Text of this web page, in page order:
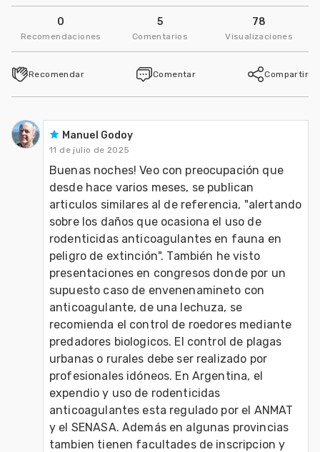
0
Recomendaciones
5
Comentarios
78
Visualizaciones
Recomendar Comentar Compartir
Manuel Godoy
11 de julio de 2025
Buenas noches! Veo con preocupación que
desde hace varios meses, se publican
articulos similares al de referencia, "alertando
sobre los daños que ocasiona el uso de
rodenticidas anticoagulantes en fauna en
peligro de extinción". También he visto
presentaciones en congresos donde por un
supuesto caso de envenenamineto con
anticoagulante, de una lechuza, se
recomienda el control de roedores mediante
predadores biologicos. El control de plagas
urbanas o rurales debe ser realizado por
profesionales idóneos. En Argentina, el
expendio y uso de rodenticidas
anticoagulantes esta regulado por el ANMAT
y el SENASA. Además en algunas provincias
tambien tienen facultades de inscripcion y